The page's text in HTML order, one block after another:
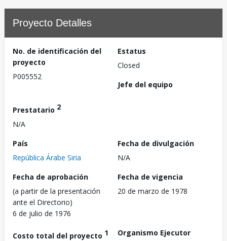
Proyecto Detalles
No. de identificación del
proyecto
P005552
Estatus
Closed
Jefe del equipo
Prestatario 2
N/A
País
República Árabe Siria
Fecha de divulgación
N/A
Fecha de aprobación
(a partir de la presentación
ante el Directorio)
6 de julio de 1976
Fecha de vigencia
20 de marzo de 1978
Costo total del proyecto 1
Organismo Ejecutor